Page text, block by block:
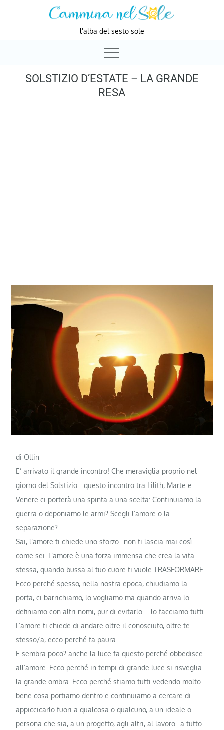
l'alba del sesto sole
SOLSTIZIO D’ESTATE – LA GRANDE
RESA
di Ollin
E’ arrivato il grande incontro! Che meraviglia proprio nel
giorno del Solstizio….questo incontro tra Lilith, Marte e
Venere ci porterà una spinta a una scelta: Continuiamo la
guerra o deponiamo le armi? Scegli l’amore o la
separazione?
Sai, l’amore ti chiede uno sforzo…non ti lascia mai così
come sei. L’amore è una forza immensa che crea la vita
stessa, quando bussa al tuo cuore ti vuole TRASFORMARE.
Ecco perché spesso, nella nostra epoca, chiudiamo la
porta, ci barrichiamo, lo vogliamo ma quando arriva lo
definiamo con altri nomi, pur di evitarlo…. lo facciamo tutti.
L’amore ti chiede di andare oltre il conosciuto, oltre te
stesso/a, ecco perché fa paura.
E sembra poco? anche la luce fa questo perché obbedisce
all’amore. Ecco perché in tempi di grande luce si risveglia
la grande ombra. Ecco perché stiamo tutti vedendo molto
bene cosa portiamo dentro e continuiamo a cercare di
appiccicarlo fuori a qualcosa o qualcuno, a un ideale o
persona che sia, a un progetto, agli altri, al lavoro…a tutto